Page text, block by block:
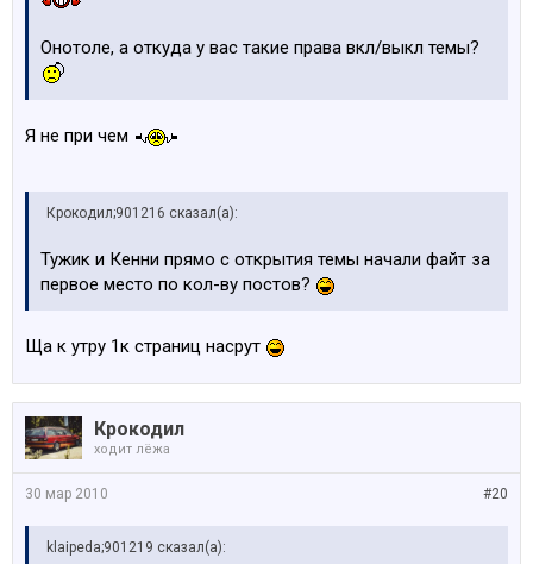
Онотоле, а откуда у вас такие права вкл/выкл темы?
Я не при чем
Крокодил;901216 сказал(а):
Тужик и Кенни прямо с открытия темы начали файт за
первое место по кол-ву постов?
Ща к утру 1к страниц насрут
Крокодил
ходит лёжа
#20
30 мар 2010
klaipeda;901219 сказал(а):